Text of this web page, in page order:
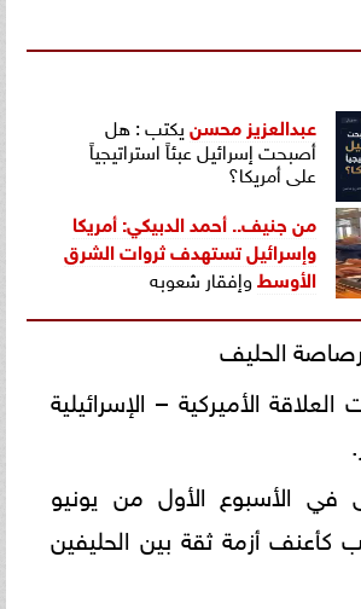
عبدالعزيز محسنيكتب : هل
أصبحت إسرائيل عبئاً استراتيجياً
على أمريكا؟
من جنيف.. أحمد الدبيكي: أمريكا
وإسرائيل تستهدف ثرواتالشرق
الأوسطوإفقار شعوبه
الحليف
العلاقة الأميركية – الإسرائيلية
الأسبوع الأول من يونيو
كأعنف أزمة ثقة بين الحليفين